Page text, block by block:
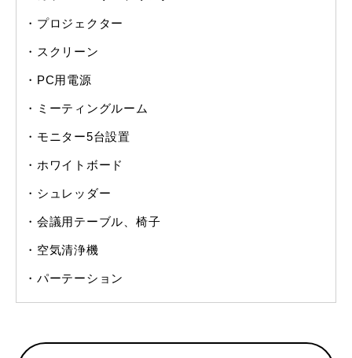
プロジェクター
スクリーン
PC用電源
ミーティングルーム
モニター5台設置
ホワイトボード
シュレッダー
会議用テーブル、椅子
空気清浄機
パーテーション